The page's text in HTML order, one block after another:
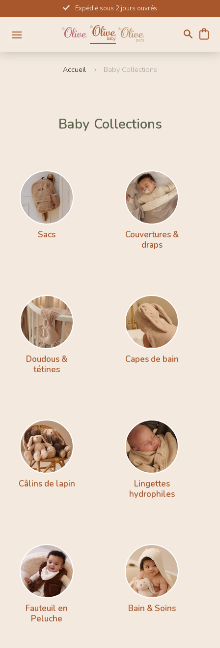
au
contenu
Expédié sous 2 jours ouvrés
Accueil Baby Collections
Baby Collections
Sacs
Couvertures &
draps
Doudous &
tétines
Capes de bain
Câlins de lapin
Lingettes
hydrophiles
Fauteuil en
Peluche
Bain & Soins